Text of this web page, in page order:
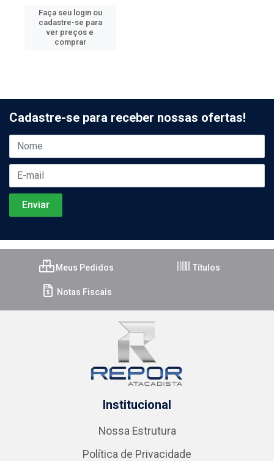
Faça seu login ou
cadastre-se para
ver preços e
comprar
Cadastre-se para receber nossas ofertas!
Meus Pedidos Títulos
Notas Fiscais
Institucional
Nossa Estrutura
Política de Privacidade